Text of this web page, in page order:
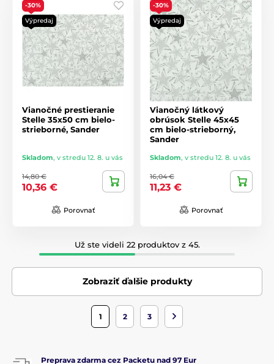
-30%
Výpredaj
Vianočné prestieranie
Stelle 35x50 cm bielo-
strieborné, Sander
Skladom, v stredu 12. 8. u vás
14,80 €
10,36 €
Porovnať
-30%
Výpredaj
Vianočný látkový
obrúsok Stelle 45x45
cm bielo-strieborný,
Sander
Skladom, v stredu 12. 8. u vás
16,04 €
11,23 €
Porovnať
Už ste videli 22 produktov z 45.
Zobraziť ďalšie produkty
1 2 3
Preprava zdarma cez Packetu nad 97 Eur